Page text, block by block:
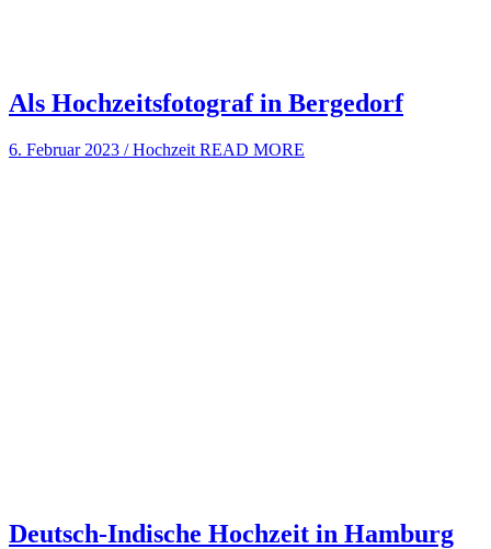
Als Hochzeitsfotograf in Bergedorf
6. Februar 2023 /Hochzeit READ MORE
Deutsch-Indische Hochzeit in Hamburg